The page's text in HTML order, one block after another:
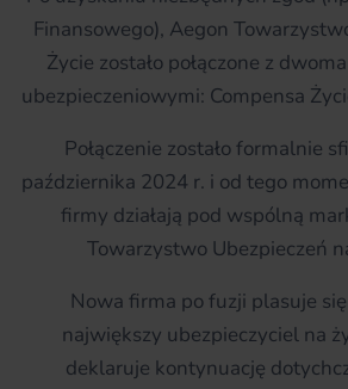
Finansowego), Aegon
Życie zostało połączone z
ubezpieczeniowymi: Compensa
Połączenie zostało formalnie
października 2024 r. i od tego
firmy działają pod wspólną
Towarzystwo Ubezpieczeń
Nowa firma po fuzji plasuje
największy ubezpieczyciel na
deklaruje kontynuację